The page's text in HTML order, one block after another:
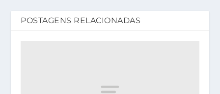
POSTAGENS RELACIONADAS